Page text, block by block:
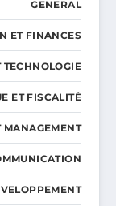
GENERAL
ET FINANCES
ET FISCALITÉ
MANAGEMENT